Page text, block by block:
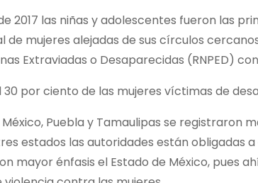
2017 las niñas y adolescentes fueron las
de mujeres alejadas de sus círculos
Extraviadas o Desaparecidas (RNPED)
por ciento de las mujeres víctimas de
México, Puebla y Tamaulipas se registraron
estados las autoridades están
mayor énfasis el Estado de México, pues